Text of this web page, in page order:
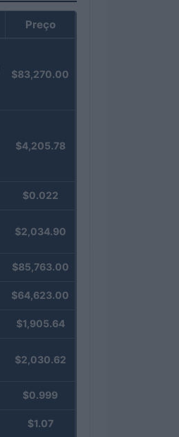
Preço
$83,270.00
$4,205.78
$0.022
$2,034.90
$85,763.00
$64,623.00
$1,905.64
$2,030.62
$0.999
$1.07